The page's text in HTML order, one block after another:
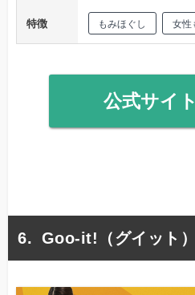
特徴 もみほぐし 女性
公式サイ
Goo-it!（グイット